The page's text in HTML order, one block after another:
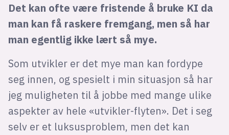
Det kan ofte være fristende å bruke KI da
man kan få raskere fremgang, men så har
man egentlig ikke lært så mye.
Som utvikler er det mye man kan fordype
seg innen, og spesielt i min situasjon så har
jeg muligheten til å jobbe med mange ulike
aspekter av hele «utvikler-flyten». Det i seg
selv er et luksusproblem, men det kan